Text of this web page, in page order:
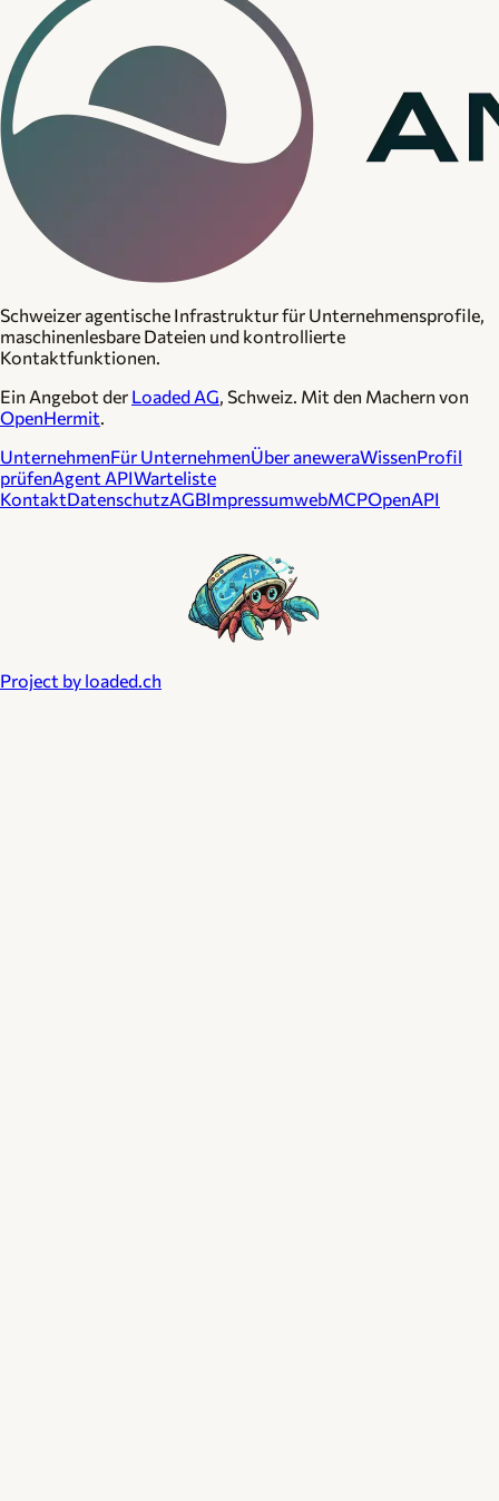
Schweizer agentische Infrastruktur für Unternehmensprofile,
maschinenlesbare Dateien und kontrollierte
Kontaktfunktionen.
Ein Angebot der Loaded AG , Schweiz. Mit den Machern von
OpenHermit
UnternehmenFür UnternehmenÜber aneweraWissenProfil
prüfenAgent APIWarteliste
KontaktDatenschutzAGBImpressumwebMCPOpenAPI
Project by loaded.ch